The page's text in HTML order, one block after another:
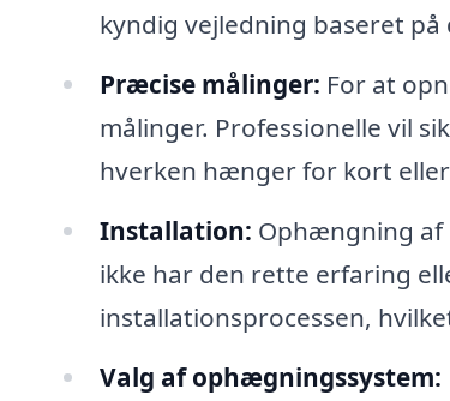
kyndig vejledning baseret
Præcise målinger: For at
målinger. Professionelle vil
hverken hænger for kort
Installation: Ophængning
ikke har den rette erfaring
installationsprocessen,
Valg af ophægningssystem: